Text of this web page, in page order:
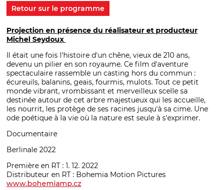
Retour sur le programme
Projection en présence du réalisateur et producteur
Michel Seydoux
Il était une fois l'histoire d'un chêne, vieux de 210 ans,
devenu un pilier en son royaume. Ce film d'aventure
spectaculaire rassemble un casting hors du commun :
écureuils, balanins, geais, fourmis, mulots. Tout ce petit
monde vibrant, vrombissant et merveilleux scelle sa
destinée autour de cet arbre majestueux qui les accueille,
les nourrit, les protège de ses racines jusqu'à sa cime. Une
ode poétique à la vie où la nature est seule à s'exprimer.
Documentaire
Berlinale 2022
Première en RT : 1. 12. 2022
Distributeur en RT : Bohemia Motion Pictures
www.bohemiamp.cz